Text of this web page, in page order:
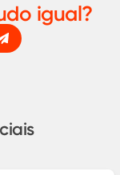
igual?